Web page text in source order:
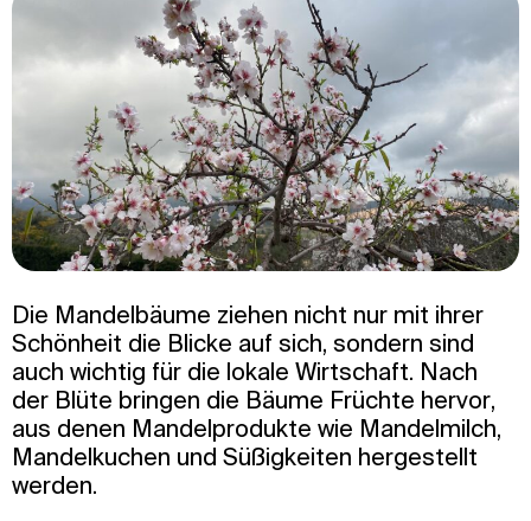
Die Mandelbäume ziehen nicht nur mit ihrer
Schönheit die Blicke auf sich, sondern sind
auch wichtig für die lokale Wirtschaft. Nach
der Blüte bringen die Bäume Früchte hervor,
aus denen Mandelprodukte wie Mandelmilch,
Mandelkuchen und Süßigkeiten hergestellt
werden.